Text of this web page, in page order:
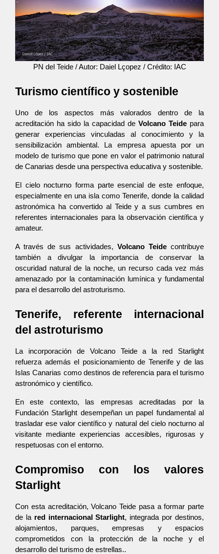
PN del Teide / Autor: Daiel Lçopez / Crédito: IAC
Turismo científico y sostenible
Uno de los aspectos más valorados dentro de la
acreditación ha sido la capacidad de Volcano Teide para
generar experiencias vinculadas al conocimiento y la
sensibilización ambiental. La empresa apuesta por un
modelo de turismo que pone en valor el patrimonio natural
de Canarias desde una perspectiva educativa y sostenible.
El cielo nocturno forma parte esencial de este enfoque,
especialmente en una isla como Tenerife, donde la calidad
astronómica ha convertido al Teide y a sus cumbres en
referentes internacionales para la observación científica y
amateur.
A través de sus actividades, Volcano Teide contribuye
también a divulgar la importancia de conservar la
oscuridad natural de la noche, un recurso cada vez más
amenazado por la contaminación lumínica y fundamental
para el desarrollo del astroturismo.
Tenerife, referente internacional
del astroturismo
La incorporación de Volcano Teide a la red Starlight
refuerza además el posicionamiento de Tenerife y de las
Islas Canarias como destinos de referencia para el turismo
astronómico y científico.
En este contexto, las empresas acreditadas por la
Fundación Starlight desempeñan un papel fundamental al
trasladar ese valor científico y natural del cielo nocturno al
visitante mediante experiencias accesibles, rigurosas y
respetuosas con el entorno.
Compromiso con los valores
Starlight
Con esta acreditación, Volcano Teide pasa a formar parte
de la red internacional Starlight, integrada por destinos,
alojamientos, parques, empresas y espacios
comprometidos con la protección de la noche y el
desarrollo del turismo de estrellas..